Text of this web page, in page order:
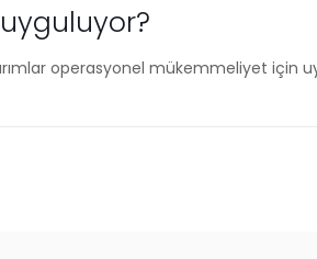
operasyonel mükemmeliyet için